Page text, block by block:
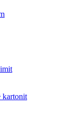
kartonit